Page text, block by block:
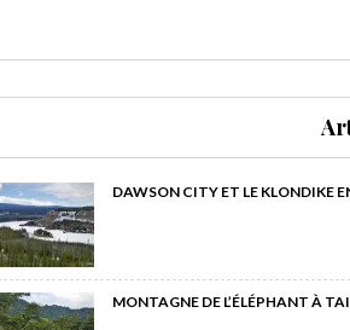
DAWSON CITY ET LE KLONDIKE
MONTAGNE DE L’ÉLÉPHANT À